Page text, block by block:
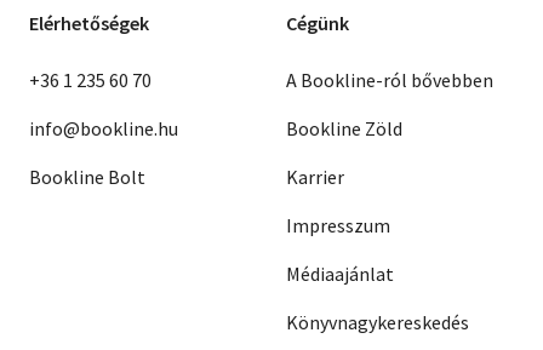
Elérhetőségek
+36 1 235 60 70
info@bookline.hu
Bookline Bolt
Cégünk
A Bookline-ról bővebben
Bookline Zöld
Karrier
Impresszum
Médiaajánlat
Könyvnagykereskedés